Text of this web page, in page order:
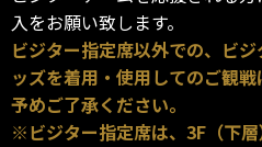
入をお願い致します。
ビジター指定席以外での、ビ
ッズを着用・使用してのご観戦
予めご了承ください。
※ビジター指定席は、3F（下層